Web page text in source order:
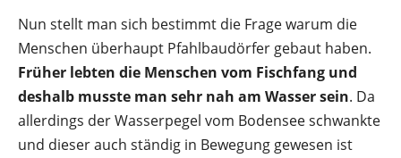
Nun stellt man sich bestimmt die Frage warum die
Menschen überhaupt Pfahlbaudörfer gebaut haben.
Früher lebten die Menschen vom Fischfang und
deshalb musste man sehr nah am Wasser sein. Da
allerdings der Wasserpegel vom Bodensee schwankte
und dieser auch ständig in Bewegung gewesen ist